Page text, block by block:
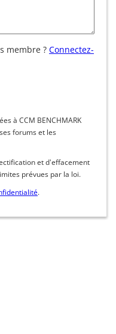
membre ? Connectez-
à CCM BENCHMARK
forums et les
et d'effacement
prévues par la loi.
.